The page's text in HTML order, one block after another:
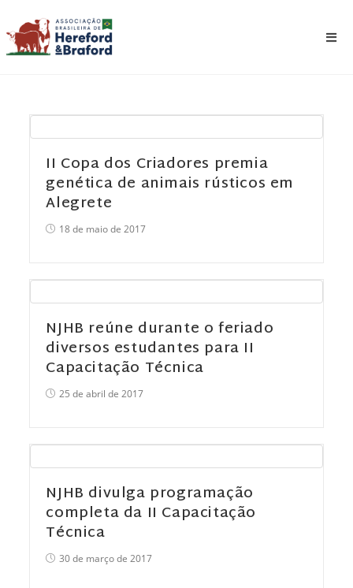
II Copa dos Criadores premia
genética de animais rústicos em
Alegrete
18 de maio de 2017
NJHB reúne durante o feriado
diversos estudantes para II
Capacitação Técnica
25 de abril de 2017
NJHB divulga programação
completa da II Capacitação
Técnica
30 de março de 2017